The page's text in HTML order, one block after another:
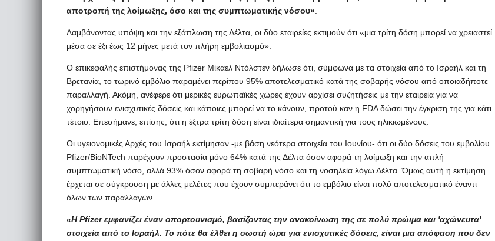
αποτροπή της λοίμωξης, όσο και της συμπτωματικής νόσου»
Λαμβάνοντας υπόψη και την εξάπλωση της Δέλτα, οι δύο εταιρείες εκτιμούν ότι «μια τρίτη δόση μπορεί να χρειαστεί
μέσα σε έξι έως 12 μήνες μετά τον πλήρη εμβολιασμό».
Ο επικεφαλής επιστήμονας της Pfizer Μίκαελ Ντόλστεν δήλωσε ότι, σύμφωνα με τα στοιχεία από το Ισραήλ και τη
Βρετανία, το τωρινό εμβόλιο παραμένει περίπου 95% αποτελεσματικό κατά της σοβαρής νόσου από οποιαδήποτε
παραλλαγή. Ακόμη, ανέφερε ότι μερικές ευρωπαϊκές χώρες έχουν αρχίσει συζητήσεις με την εταιρεία για να
χορηγήσουν ενισχυτικές δόσεις και κάποιες μπορεί να το κάνουν, προτού καν η FDA δώσει την έγκριση της για κάτι
τέτοιο. Επεσήμανε, επίσης, ότι η έξτρα τρίτη δόση είναι ιδιαίτερα σημαντική για τους ηλικιωμένους.
Οι υγειονομικές Αρχές του Ισραήλ εκτίμησαν -με βάση νεότερα στοιχεία του Ιουνίου- ότι οι δύο δόσεις του εμβολίου
Pfizer/BioNTech παρέχουν προστασία μόνο 64% κατά της Δέλτα όσον αφορά τη λοίμωξη και την απλή
συμπτωματική νόσο, αλλά 93% όσον αφορά τη σοβαρή νόσο και τη νοσηλεία λόγω Δέλτα. Όμως αυτή η εκτίμηση
έρχεται σε σύγκρουση με άλλες μελέτες που έχουν συμπεράνει ότι το εμβόλιο είναι πολύ αποτελεσματικό έναντι
όλων των παραλλαγών.
«Η Pfizer εμφανίζει έναν οπορτουνισμό, βασίζοντας την ανακοίνωση της σε πολύ πρώιμα και 'αχώνευτα'
στοιχεία από το Ισραήλ. Το πότε θα έλθει η σωστή ώρα για ενισχυτικές δόσεις, είναι μια απόφαση που δεν